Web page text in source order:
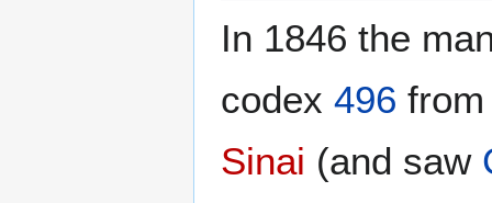
In 1846 the
codex 496
Sinai (and saw